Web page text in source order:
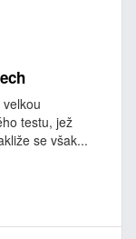
testu, jež
se však...